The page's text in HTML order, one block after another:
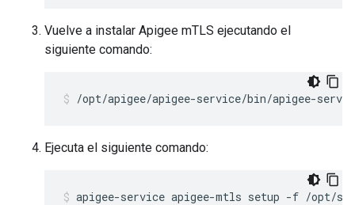
Vuelve a instalar Apigee mTLS ejecutando el
siguiente comando:
/opt/apigee/apigee-service/bin/apigee-
Ejecuta el siguiente comando:
apigee-service apigee-mtls setup -f /opt/